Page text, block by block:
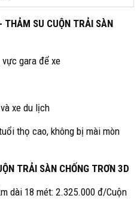
THẢM SU CUỘN TRẢI SÀN
gara để xe
xe du lịch
thọ cao, không bị mài mòn
TRẢI SÀN CHỐNG TRƠN 3D
dài 18 mét: 2.325.000 đ/Cuộn